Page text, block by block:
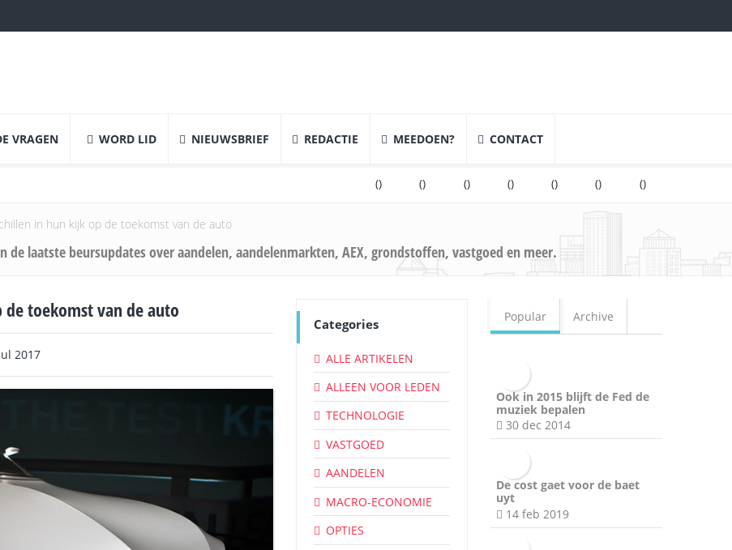
VRAGEN WORD LID NIEUWSBRIEF REDACTIE MEEDOEN? CONTACT
() () () () () ()
in hun kijk op de toekomst van de auto
de laatste beursupdates over aandelen, aandelenmarkten, AEX, grondstoffen, vastgoed en meer.
toekomst van de auto
2017
Categories
ALLE ARTIKELEN
ALLEEN VOOR LEDEN
TECHNOLOGIE
VASTGOED
AANDELEN
MACRO-ECONOMIE
OPTIES
Popular Archive
Ook in 2015 blijft de Fed de
muziek bepalen
30 dec 2014
De cost gaet voor de baet
uyt
14 feb 2019